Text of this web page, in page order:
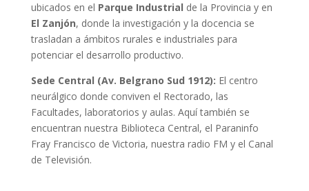
ubicados en el Parque Industrial de la Provincia y en
El Zanjón, donde la investigación y la docencia se
trasladan a ámbitos rurales e industriales para
potenciar el desarrollo productivo.
Sede Central (Av. Belgrano Sud 1912): El centro
neurálgico donde conviven el Rectorado, las
Facultades, laboratorios y aulas. Aquí también se
encuentran nuestra Biblioteca Central, el Paraninfo
Fray Francisco de Victoria, nuestra radio FM y el Canal
de Televisión.